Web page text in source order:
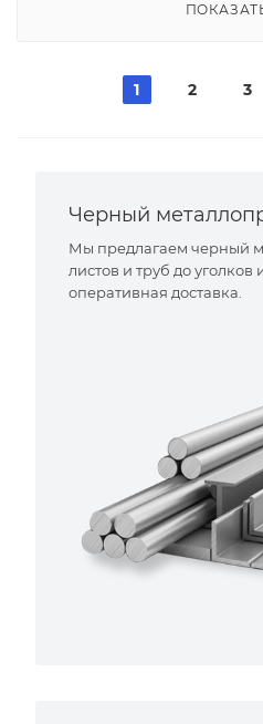
1 2 3
Черный
Мы предлагаем черный
листов и труб до уголков
оперативная доставка.